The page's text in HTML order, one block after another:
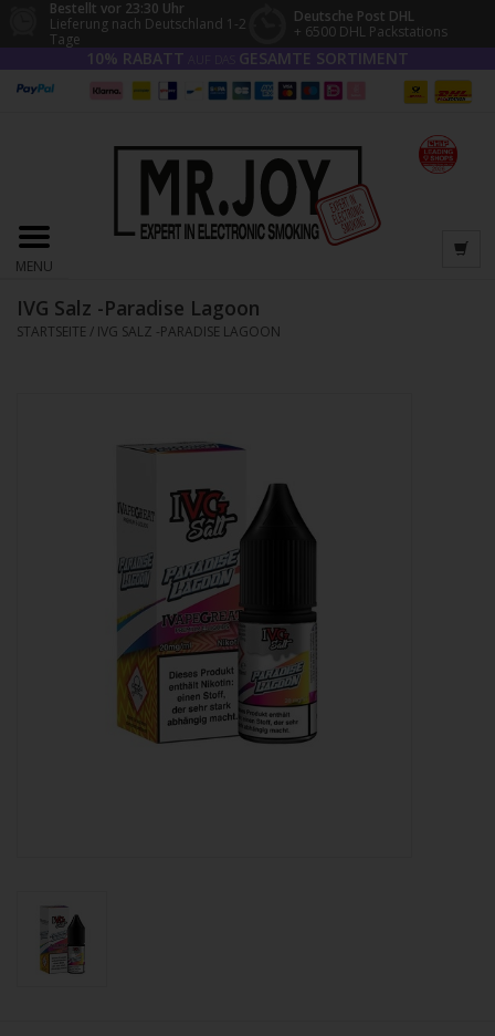
Bestellt vor 23:30 Uhr
Lieferung nach Deutschland 1-2
Tage
Deutsche Post DHL
+ 6500 DHL Packstations
10% RABATT GESAMTE SORTIMENT
MENU
IVG Salz -Paradise Lagoon
STARTSEITE / IVG SALZ -PARADISE LAGOON